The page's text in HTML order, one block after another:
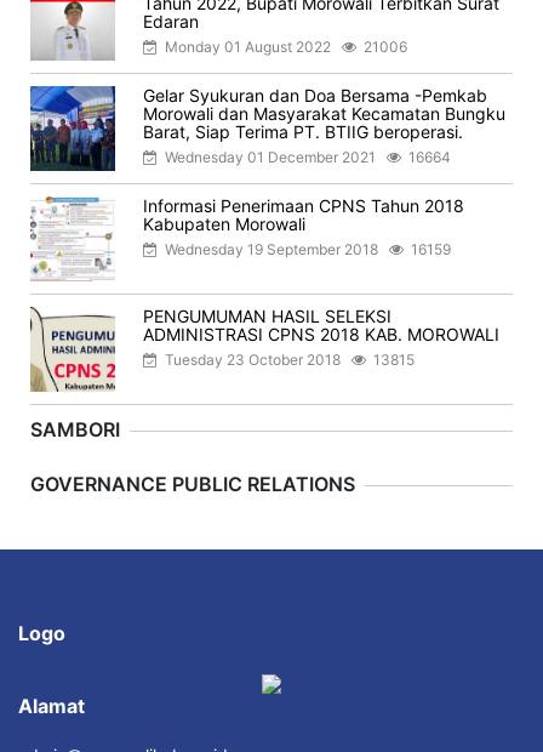
Edaran
Monday 01 August 2022 21006
Gelar Syukuran dan Doa Bersama -Pemkab
Morowali dan Masyarakat Kecamatan Bungku
Barat, Siap Terima PT. BTIIG beroperasi.
Wednesday 01 December 2021 16664
Informasi Penerimaan CPNS Tahun 2018
Kabupaten Morowali
Wednesday 19 September 2018 16159
PENGUMUMAN HASIL SELEKSI
ADMINISTRASI CPNS 2018 KAB. MOROWALI
Tuesday 23 October 2018 13815
SAMBORI
Previous
GOVERNANCE PUBLIC RELATIONS
Logo
Alamat